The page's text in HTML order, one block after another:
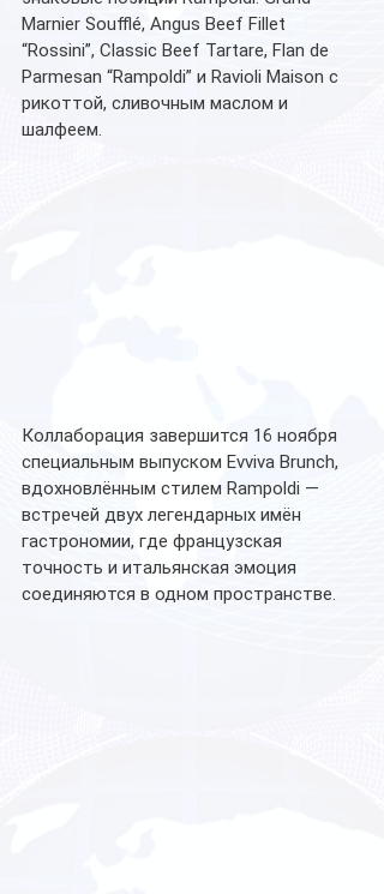
Marnier Soufflé, Angus Beef Fillet
“Rossini”, Classic Beef Tartare, Flan de
Parmesan “Rampoldi” и Ravioli Maison с
рикоттой, сливочным маслом и
шалфеем.
Коллаборация завершится 16 ноября
специальным выпуском Evviva Brunch,
вдохновлённым стилем Rampoldi —
встречей двух легендарных имён
гастрономии, где французская
точность и итальянская эмоция
соединяются в одном пространстве.